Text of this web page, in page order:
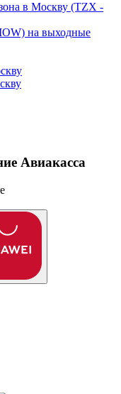
в Москву (TZX -
на выходные
Авиакасса